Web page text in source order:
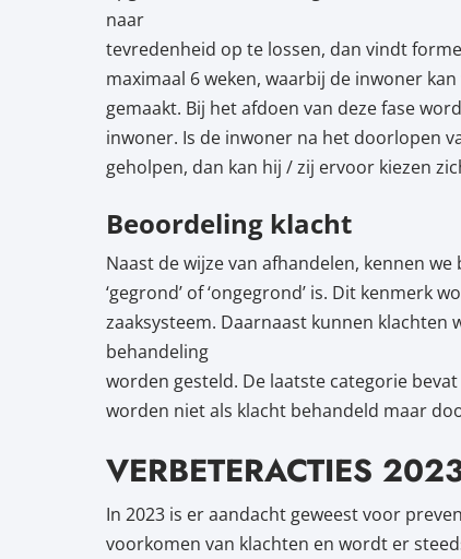
naar
tevredenheid op te lossen, dan vindt
maximaal 6 weken, waarbij de inwoner
gemaakt. Bij het afdoen van deze fase
inwoner. Is de inwoner na het doorlopen
geholpen, dan kan hij / zij ervoor kiezen
Beoordeling klacht
Naast de wijze van afhandelen, kennen
‘gegrond’ of ‘ongegrond’ is. Dit kenmerk
zaaksysteem. Daarnaast kunnen
behandeling
worden gesteld. De laatste categorie
worden niet als klacht behandeld maar
VERBETERACTIES
In 2023 is er aandacht geweest voor
voorkomen van klachten en wordt er